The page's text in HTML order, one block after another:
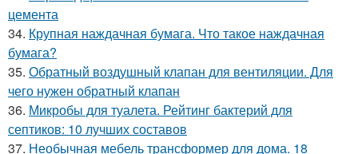
цемента
34. Крупная наждачная бумага. Что такое наждачная
бумага?
35. Обратный воздушный клапан для вентиляции. Для
чего нужен обратный клапан
36. Микробы для туалета. Рейтинг бактерий для
септиков: 10 лучших составов
37. Необычная мебель трансформер для дома. 18